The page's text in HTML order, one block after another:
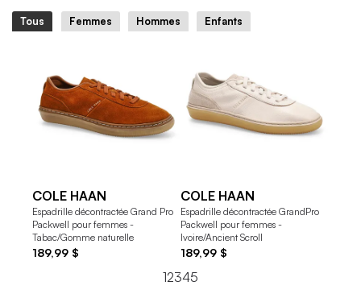
Tous Femmes Hommes Enfants
COLE HAAN
Espadrille décontractée Grand Pro
Packwell pour femmes -
Tabac/Gomme naturelle
189,99 $
COLE HAAN
Espadrille décontractée GrandPro
Packwell pour femmes -
Ivoire/Ancient Scroll
189,99 $
12345